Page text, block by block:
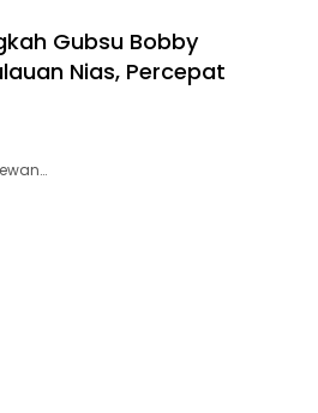
Gubsu Bobby
Nias, Percepat